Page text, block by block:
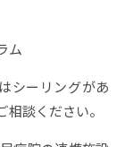
ム
シーリングがあ
談ください。